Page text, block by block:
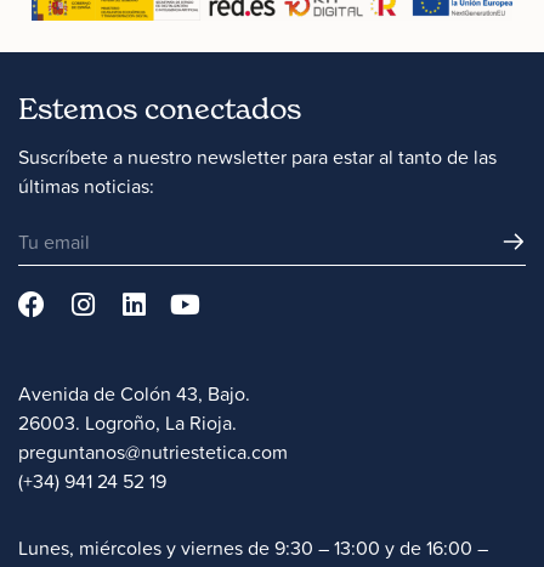
Estemos conectados
Suscríbete a nuestro newsletter para estar al tanto de las
últimas noticias:
Avenida de Colón 43, Bajo.
26003. Logroño, La Rioja.
preguntanos@nutriestetica.com
(+34) 941 24 52 19
Lunes, miércoles y viernes de 9:30 – 13:00 y de 16:00 –